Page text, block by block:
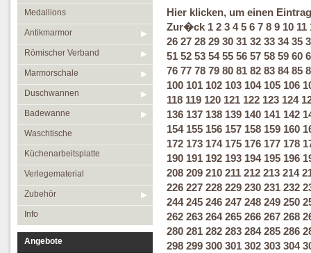
Medallions
Antikmarmor
Römischer Verband
Marmorschale
Duschwannen
Badewanne
Waschtische
Küchenarbeitsplatte
Verlegematerial
Zubehör
Info
Angebote
Hier klicken, um einen
Zur�ck 1 2 3 4 5 6 7 8 9 10 11
26 27 28 29 30 31 32 33 34 35
51 52 53 54 55 56 57 58 59 60
76 77 78 79 80 81 82 83 84 85
100 101 102 103 104 105 106
118 119 120 121 122 123 124
136 137 138 139 140 141 142
154 155 156 157 158 159 160
172 173 174 175 176 177 178
190 191 192 193 194 195 196
208 209 210 211 212 213 214
226 227 228 229 230 231 232
244 245 246 247 248 249 250
262 263 264 265 266 267 268
280 281 282 283 284 285 286
298 299 300 301 302 303 304